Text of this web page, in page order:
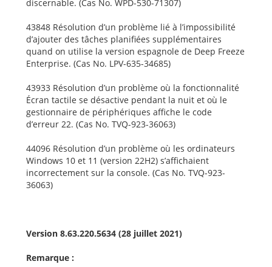
discernable. (Cas No. WPD-530-71307)
43848 Résolution d’un problème lié à l’impossibilité
d’ajouter des tâches planifiées supplémentaires
quand on utilise la version espagnole de Deep Freeze
Enterprise. (Cas No. LPV-635-34685)
43933 Résolution d’un problème où la fonctionnalité
Écran tactile se désactive pendant la nuit et où le
gestionnaire de périphériques affiche le code
d’erreur 22. (Cas No. TVQ-923-36063)
44096 Résolution d’un problème où les ordinateurs
Windows 10 et 11 (version 22H2) s’affichaient
incorrectement sur la console. (Cas No. TVQ-923-
36063)
Version 8.63.220.5634 (28 juillet 2021)
Remarque :